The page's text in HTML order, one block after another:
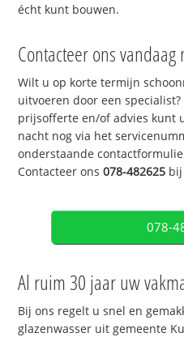
écht kunt bouwen.
Contacteer ons
Wilt u op korte termijn
uitvoeren door een
prijsofferte en/of advies kunt
nacht nog via het
onderstaande
Contacteer ons078-482625
078-
Al ruim 30 jaar uw
Bij ons regelt u snel en
glazenwasser uit gemeente